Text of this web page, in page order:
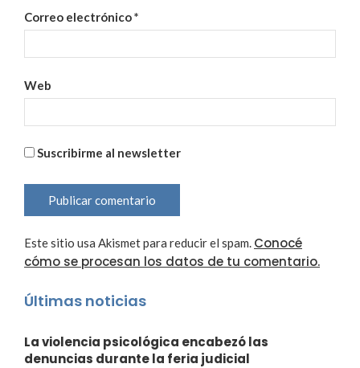
Correo electrónico*
Web
Suscribirme al newsletter
Este sitio usa Akismet para reducir el spam. Conocé
cómo se procesan los datos de tu comentario.
Últimas noticias
La violencia psicológica encabezó las
denuncias durante la feria judicial